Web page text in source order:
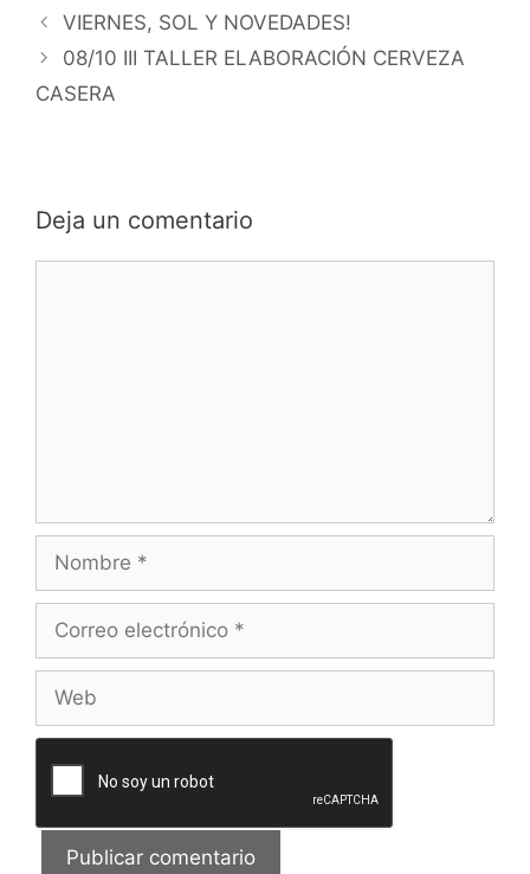
VIERNES, SOL Y NOVEDADES!
08/10 III TALLER ELABORACIÓN CERVEZA
CASERA
Deja un comentario
electrónico